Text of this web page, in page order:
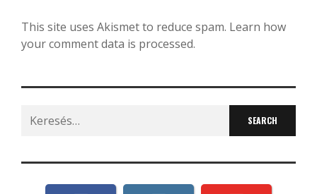
This site uses Akismet to reduce spam. Learn how
your comment data is processed.
Search
for: